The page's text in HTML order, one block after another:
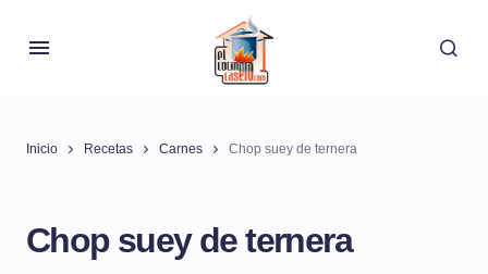
Inicio Recetas Carnes Chop suey de ternera
Chop suey de ternera